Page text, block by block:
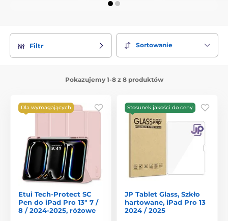
Filtr Sortowanie
Pokazujemy 1-8 z 8 produktów
Dla wymagających
Etui Tech-Protect SC
Pen do iPad Pro 13" 7 /
8 / 2024-2025, różowe
Stosunek jakości do ceny
JP Tablet Glass, Szkło
hartowane, iPad Pro 13
2024 / 2025